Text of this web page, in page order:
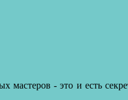
- это и есть